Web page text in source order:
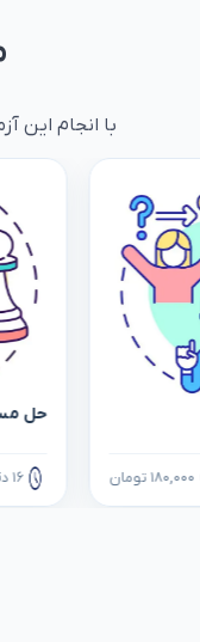
با انجام این
۱۸۰,۰۰۰ تومان
حل
۱۶ دقیقه